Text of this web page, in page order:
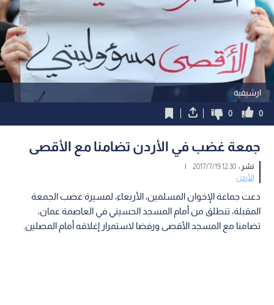
ارشيفية
0
0
جمعة غضب في الأردن تضامنا مع الأقصى
نشر :12:30 2017/7/19
|
الأردن
دعت جماعة الإخوان المسلمين، الأربعاء، لمسيرة غضب الجمعة
المقبلة، تنطلق من أمام المسجد الحسيني في العاصمة عمان،
تضامنا مع المسجد الأقصى ورفضا لاستمرار إغلاقه أمام المصلين.